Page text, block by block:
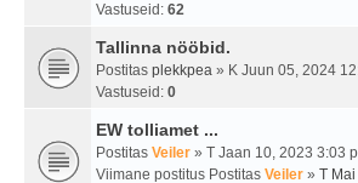
Vastuseid: 62
Tallinna nööbid.
Postitas plekkpea » K Juun 05, 2024
Vastuseid: 0
EW tolliamet ...
Postitas Veiler » T Jaan 10, 2023 3:03
Viimane postitus Postitas Veiler » T